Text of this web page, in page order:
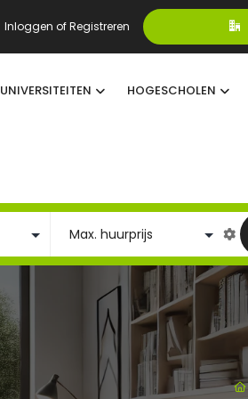
Inloggen of Registreren
UNIVERSITEITEN HOGESCHOLEN